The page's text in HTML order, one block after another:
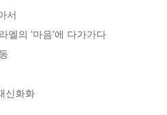
서
엘의 '마음'에 다가가다
신화화